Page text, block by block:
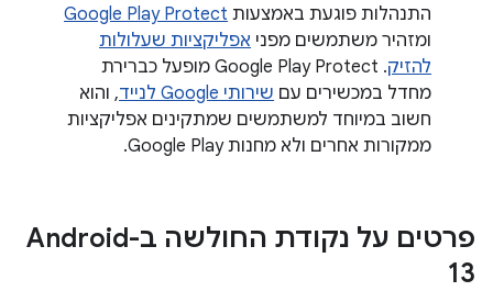
התנהלות פוגעת באמצעות Google Play Protect
ומזהיר משתמשים מפני אפליקציות שעלולות
להזיק
. ‫Google Play Protect מופעל כברירת
מחדל במכשירים עם שירותי Google לנייד
, והוא
חשוב במיוחד למשתמשים שמתקינים אפליקציות
ממקורות אחרים ולא מחנות Google Play.
פרטים על נקודת החולשה ב-Android
13